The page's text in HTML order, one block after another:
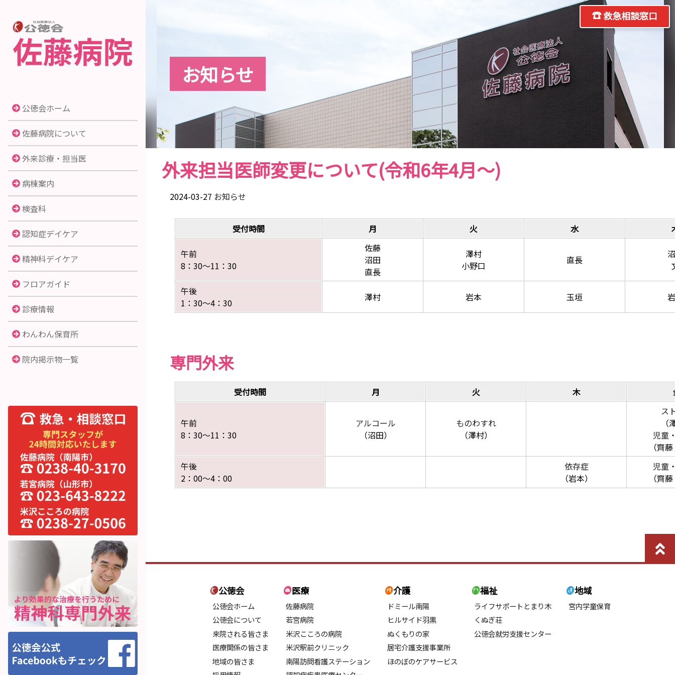
公徳会ホーム
佐藤病院について
外来診療・担当医
病棟案内
検査科
認知症デイケア
精神科デイケア
フロアガイド
診療情報
わんわん保育所
院内掲示物一覧
救急相談窓口
お知らせ
外来担当医師変更について(令和6年4月～)
2024-03-27 お知らせ
受付時間 月 火 水
午前
8：30～11：30
佐藤
沼田
直長
澤村
小野口
直長
午後
1：30～4：30
澤村 岩本 玉垣
専門外来
受付時間 月 火 木
午前
8：30～11：30
アルコール
（沼田）
ものわすれ
（澤村）
ス
児童
（齊
午後
2：00～4：00
依存症
（岩本）
児童
（齊
公徳会
公徳会ホーム
公徳会について
来院される皆さま
医療関係の皆さま
地域の皆さま
医療
佐藤病院
若宮病院
米沢こころの病院
米沢駅前クリニック
南陽訪問看護ステーション
介護
ドミール南陽
ヒルサイド羽黒
ぬくもりの家
居宅介護支援事業所
ほのぼのケアサービス
福祉
ライフサポートとまり木
くぬぎ荘
公徳会就労支援センター
地域
宮内学童保育